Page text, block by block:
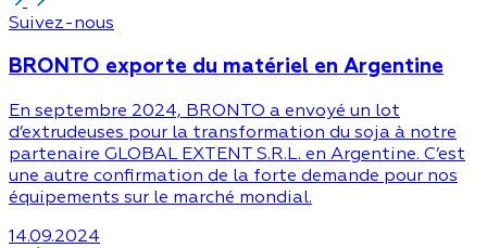
Suivez-nous
BRONTO exporte du matériel en Argentine
En septembre 2024, BRONTO a envoyé un lot
d’extrudeuses pour la transformation du soja à notre
partenaire GLOBAL EXTENT S.R.L. en Argentine. C’est
une autre confirmation de la forte demande pour nos
équipements sur le marché mondial.
14.09.2024